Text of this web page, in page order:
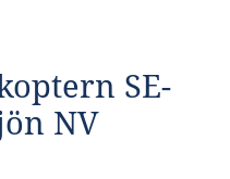
SE-
NV